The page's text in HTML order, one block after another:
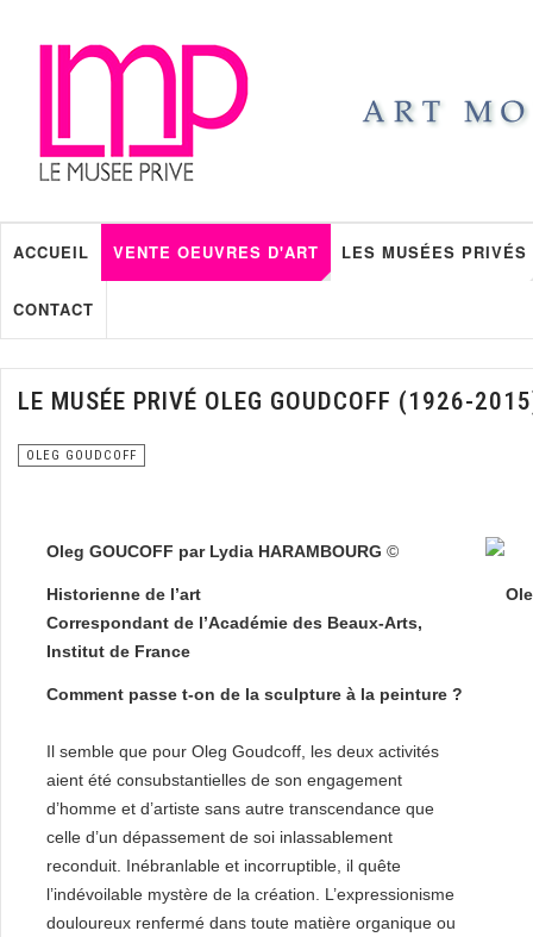
ACCUEIL VENTE OEUVRES D'ART LES MUSÉES PRIVÉS
CONTACT
LE MUSÉE PRIVÉ OLEG GOUDCOFF (1926-
OLEG GOUDCOFF
Oleg GOUCOFF par Lydia HARAMBOURG ©
Historienne de l’art
Correspondant de l’Académie des Beaux-Arts,
Institut de France
Comment passe t-on de la sculpture à la peinture ?
Il semble que pour Oleg Goudcoff, les deux activités
aient été consubstantielles de son engagement
d’homme et d’artiste sans autre transcendance que
celle d’un dépassement de soi inlassablement
reconduit. Inébranlable et incorruptible, il quête
l’indévoilable mystère de la création. L’expressionisme
douloureux renfermé dans toute matière organique ou